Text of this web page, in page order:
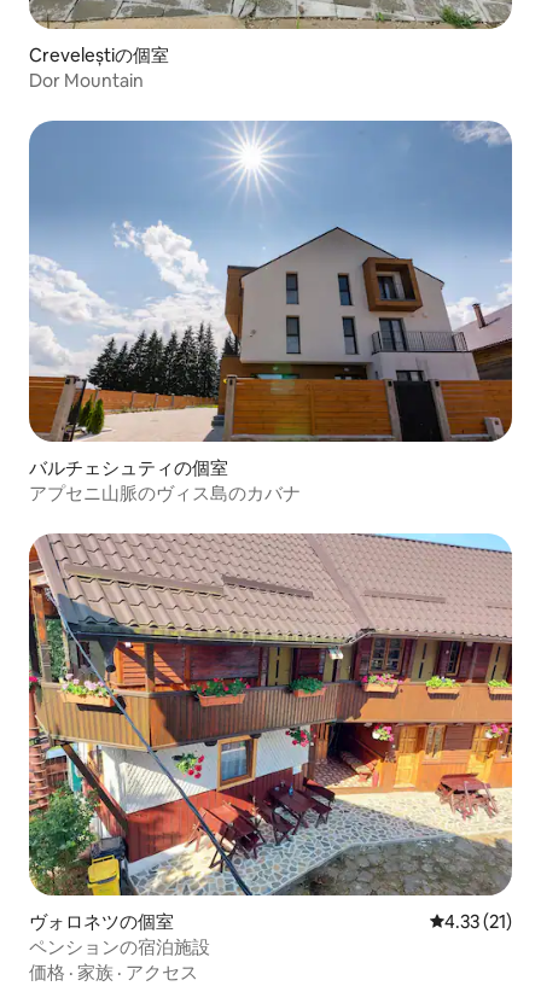
Creveleștiの個室
Dor Mountain
バルチェシュティの個室
アプセニ山脈のヴィス島のカバナ
ヴォロネツの個室 レビュー21
4.33 (21)
ペンションの宿泊施設
価格 · 家族 · アクセス